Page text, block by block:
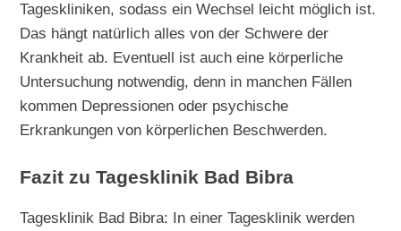
Tageskliniken, sodass ein Wechsel leicht möglich ist.
Das hängt natürlich alles von der Schwere der
Krankheit ab. Eventuell ist auch eine körperliche
Untersuchung notwendig, denn in manchen Fällen
kommen Depressionen oder psychische
Erkrankungen von körperlichen Beschwerden.
Fazit zu Tagesklinik Bad Bibra
Tagesklinik Bad Bibra: In einer Tagesklinik werden